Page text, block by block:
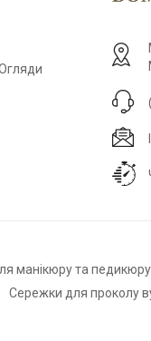
манікюру та педикюру
Сережки для проколу